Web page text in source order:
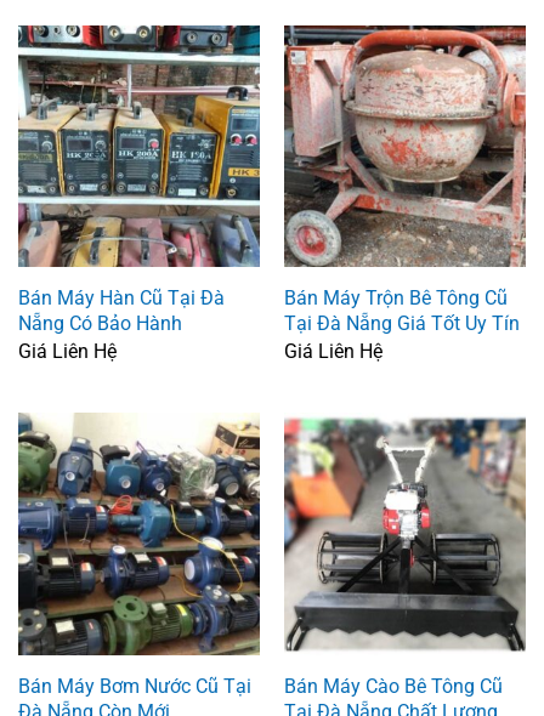
Bán Máy Hàn Cũ Tại Đà
Nẵng Có Bảo Hành
Giá Liên Hệ
Bán Máy Trộn Bê Tông Cũ
Tại Đà Nẵng Giá Tốt Uy Tín
Giá Liên Hệ
Bán Máy Bơm Nước Cũ Tại
Đà Nẵng Còn Mới
Bán Máy Cào Bê Tông Cũ
Tại Đà Nẵng Chất Lượng